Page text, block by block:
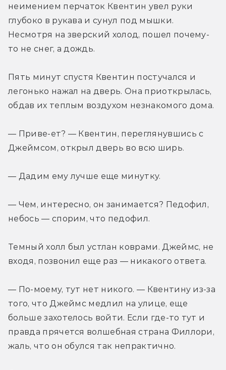
неимением перчаток Квентин увел руки
глубоко в рукава и сунул под мышки.
Несмотря на зверский холод, пошел почему-
то не снег, а дождь.
Пять минут спустя Квентин постучался и
легонько нажал на дверь. Она приоткрылась,
обдав их теплым воздухом незнакомого дома.
— Приве-ет? — Квентин, переглянувшись с
Джеймсом, открыл дверь во всю ширь.
— Дадим ему лучше еще минутку.
— Чем, интересно, он занимается? Педофил,
небось — спорим, что педофил.
Темный холл был устлан коврами. Джеймс, не
входя, позвонил еще раз — никакого ответа.
— По-моему, тут нет никого. — Квентину из-за
того, что Джеймс медлил на улице, еще
больше захотелось войти. Если где-то тут и
правда прячется волшебная страна Филлори,
жаль, что он обулся так непрактично.